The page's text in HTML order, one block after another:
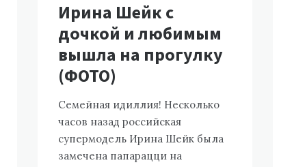
Ирина Шейк с
дочкой и любимым
вышла на прогулку
(ФОТО)
Семейная идиллия! Несколько
часов назад российская
супермодель Ирина Шейк была
замечена папарацци на